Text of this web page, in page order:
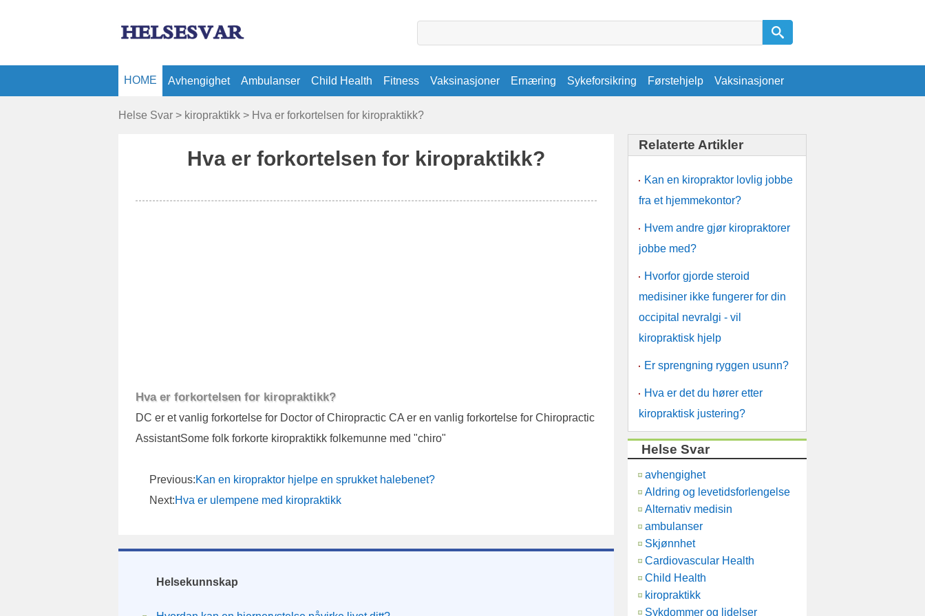
HOME Avhengighet Ambulanser Child Health Fitness Vaksinasjoner Ernæring Sykeforsikring Førstehjelp Vaksinasjoner
Sykeforsikring
Helse Svar > kiropraktikk > Hva er forkortelsen for kiropraktikk?
Hva er forkortelsen for kiropraktikk?
Hva er forkortelsen for kiropraktikk?
DC er et vanlig forkortelse for Doctor of Chiropractic CA er en vanlig forkortelse for Chiropractic
AssistantSome folk forkorte kiropraktikk folkemunne med "chiro"
Previous:Kan en kiropraktor hjelpe en sprukket halebenet?
Next:Hva er ulempene med kiropraktikk
Helsekunnskap
Relaterte Artikler
Kan en kiropraktor lovlig jobbe
fra et hjemmekontor?
Hvem andre gjør kiropraktorer
jobbe med?
Hvorfor gjorde steroid
medisiner ikke fungerer for din
occipital nevralgi - vil
kiropraktisk hjelp
Er sprengning ryggen usunn?
Hva er det du hører etter
kiropraktisk justering?
Helse Svar
avhengighet
Aldring og levetidsforlengelse
Alternativ medisin
ambulanser
Skjønnhet
Cardiovascular Health
Child Health
kiropraktikk
Sykdommer og lidelser